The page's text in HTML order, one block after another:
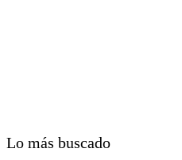
Lo más buscado